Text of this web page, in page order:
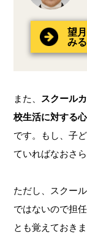
望
みる
また、 スクール
校生活に対する
です。もし、子
ていればなおさら
ただし、スクー
ではないので担
とも覚えておきま